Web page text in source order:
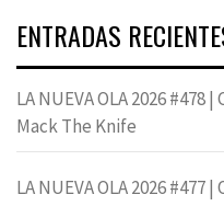
ENTRADAS
LA NUEVA OLA 2026
Mack The Knife
LA NUEVA OLA 2026 #477